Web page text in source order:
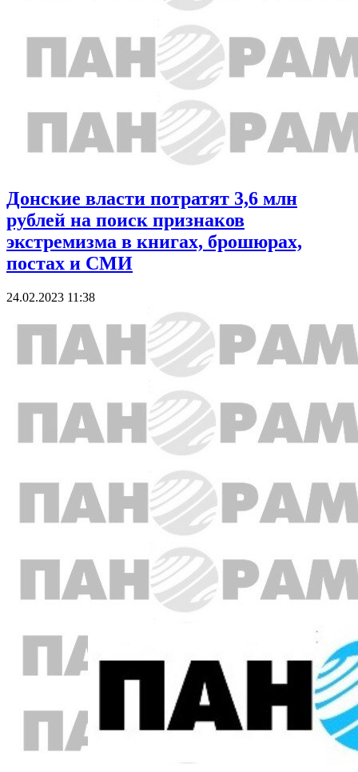
Донские власти потратят 3,6 млн
рублей на поиск признаков
экстремизма в книгах, брошюрах,
постах и СМИ
24.02.2023 11:38